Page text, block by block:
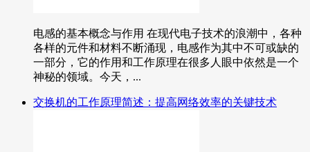
电感的基本概念与作用 在现代电子技术的浪潮中，各种
各样的元件和材料不断涌现，电感作为其中不可或缺的
一部分，它的作用和工作原理在很多人眼中依然是一个
神秘的领域。今天，...
交换机的工作原理简述：提高网络效率的关键技术